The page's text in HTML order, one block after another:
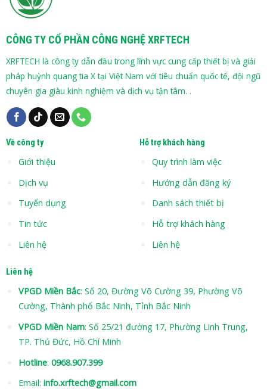
CÔNG TY CỔ PHẦN CÔNG NGHỆ XRFTECH
XRFTECH là công ty dẫn đầu trong lĩnh vực cung cấp thiết bị và giải
pháp huỳnh quang tia X tại Việt Nam với tiêu chuẩn quốc tế, đội ngũ
chuyên gia giàu kinh nghiệm và dịch vụ tận tâm. .
Về công ty
Giới thiệu
Dịch vụ
Tuyển dụng
Tin tức
Liên hệ
Hỗ trợ khách hàng
Quy trình làm việc
Hướng dẫn đăng ký
Danh sách thiết bị
Hỗ trợ khách hàng
Liên hệ
Liên hệ
VPGD Miền Bắc: Số 20, Đường Võ Cường 39, Phường Võ
Cường, Thành phố Bắc Ninh, Tỉnh Bắc Ninh
VPGD Miền Nam: Số 25/21 đường 17, Phường Linh Trung,
TP. Thủ Đức, Hồ Chí Minh
Hotline: 0968.907.399
Email: info.xrftech@gmail.com